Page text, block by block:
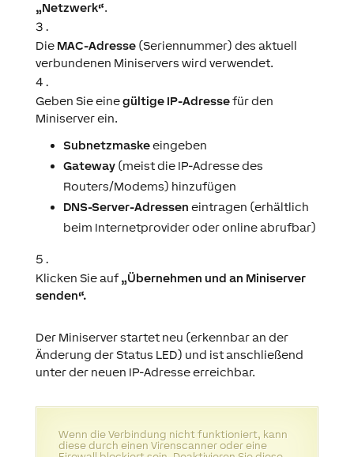
„Netzwerk“.
Die MAC-Adresse (Seriennummer) des aktuell
verbundenen Miniservers wird verwendet.
Geben Sie einegültige IP-Adressefür den
Miniserver ein.
Subnetzmaskeeingeben
Gateway(meist die IP-Adresse des
Routers/Modems) hinzufügen
DNS-Server-Adressen eintragen (erhältlich
beim Internetprovider oder online abrufbar)
Klicken Sie auf „Übernehmen und an Miniserver
senden“.
Der Miniserver startet neu (erkennbar an der
Änderung der Status LED) und ist anschließend
unter der neuen IP-Adresse erreichbar.
Wenn die Verbindung nicht funktioniert, kann
diese durch einen Virenscanner oder eine